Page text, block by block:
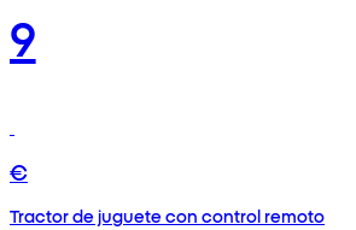
9
€
Tractor de juguete con control remoto